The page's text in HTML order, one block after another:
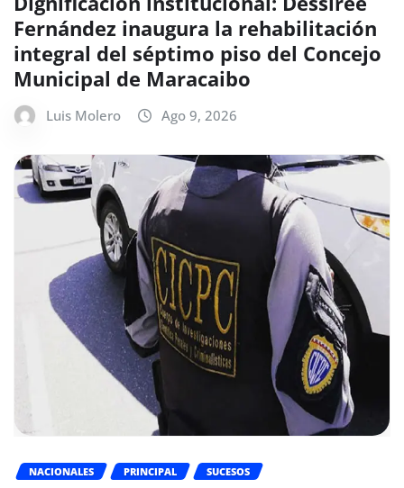
Fernández inaugura la rehabilitación
integral del séptimo piso del Concejo
Municipal de Maracaibo
Luis Molero Ago 9, 2026
NACIONALES PRINCIPAL SUCESOS